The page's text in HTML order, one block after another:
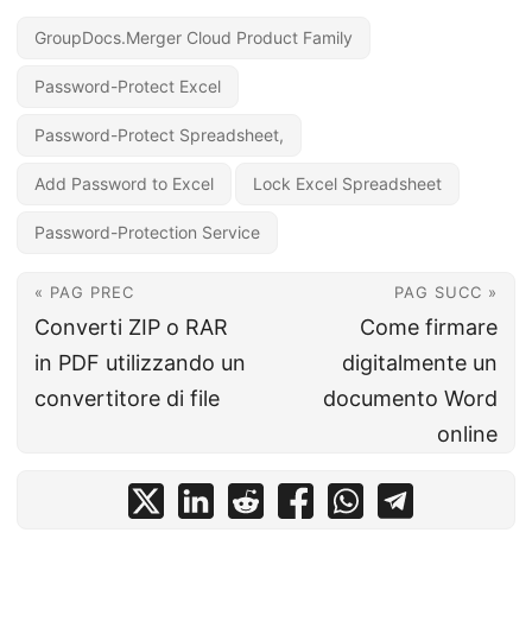
GroupDocs.Merger Cloud Product Family
Password-Protect Excel
Password-Protect Spreadsheet,
Add Password to Excel Lock Excel Spreadsheet
Password-Protection Service
« PAG PREC
Converti ZIP o RAR
in PDF utilizzando un
convertitore di file
PAG SUCC »
Come firmare
digitalmente un
documento Word
online